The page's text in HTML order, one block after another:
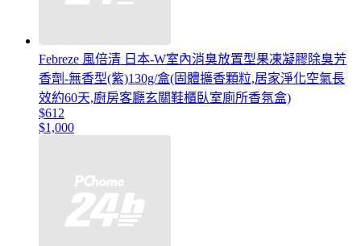
Febreze 風倍清 日本-W室內消臭放置型果凍凝膠除臭芳
香劑-無香型(紫)130g/盒(固體擴香顆粒,居家淨化空氣長
效約60天,廚房客廳玄關鞋櫃臥室廁所香氛盒)
$612
$1,000